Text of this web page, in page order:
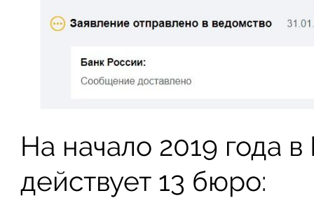
На начало 2019 года
действует 13 бюро: